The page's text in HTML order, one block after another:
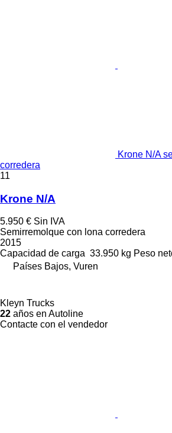
Krone N/A
corredera
11
Krone N/A
5.950 € Sin IVA
Semirremolque con lona corredera
2015
Capacidad de carga 33.950 kg Peso
Países Bajos, Vuren
Kleyn Trucks
22 años en Autoline
Contacte con el vendedor